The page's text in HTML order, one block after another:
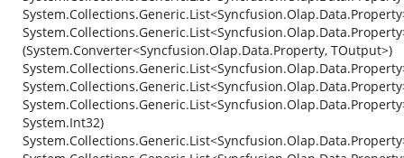
(System.Converter<Syncfusion.Olap.Data.Property, TOutput>)
System.Int32)